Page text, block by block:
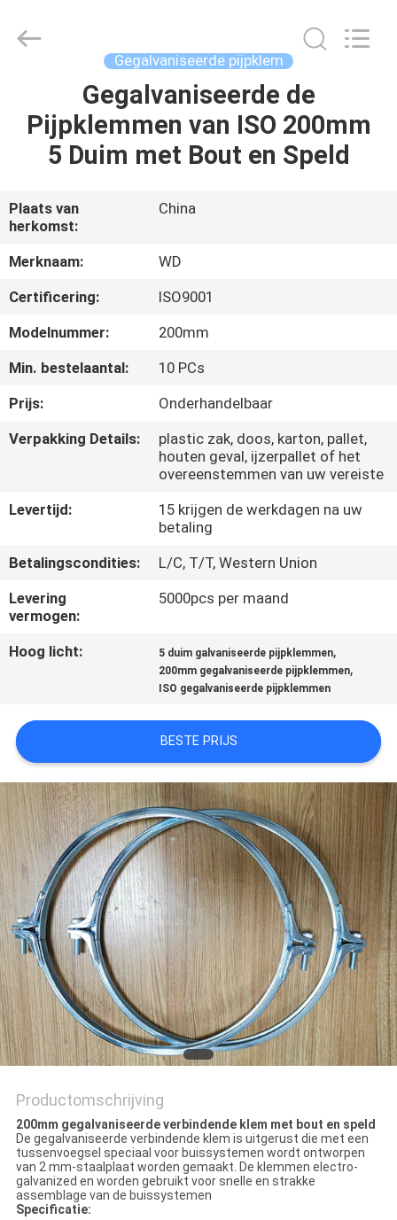
PRODUCTEN
OVER
ONS
FABRIEKSTOCHT
NEEM
CONTACT
ONS
GEVALLEN
PRIVACY
POLICY
WOODOO
TRADE
Gegalvaniseerde pijpklem
Gegalvaniseerde de
Pijpklemmen van ISO 200mm
5 Duim met Bout en Speld
Plaats van
herkomst:
China
Merknaam:
WD
Certificering:
ISO9001
Modelnummer:
200mm
Min. bestelaantal:
10 PCs
Prijs:
Onderhandelbaar
Verpakking Details:
plastic zak, doos, karton, pallet,
houten geval, ijzerpallet of het
overeenstemmen van uw vereiste
Levertijd:
15 krijgen de werkdagen na uw
betaling
Betalingscondities:
L/C, T/T, Western Union
Levering
vermogen:
5000pcs per maand
Hoog licht: 5 duim galvaniseerde pijpklemmen,
200mm gegalvaniseerde pijpklemmen,
ISO gegalvaniseerde pijpklemmen
BESTE PRIJS
Productomschrijving
200mm gegalvaniseerde verbindende klem met bout en speld
De gegalvaniseerde verbindende klem is uitgerust die met een
tussenvoegsel speciaal voor buissystemen wordt ontworpen
van 2 mm-staalplaat worden gemaakt. De klemmen electro-
galvanized en worden gebruikt voor snelle en strakke
assemblage van de buissystemen
Specificatie: